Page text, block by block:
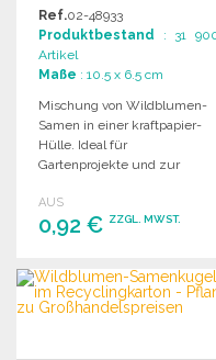
Ref.02-48933
Produktbestand : 31
Artikel
Maße : 10.5 x 6.5 cm
Mischung von Wildblumen-
Samen in einer kraftpapier-
Hülle. Ideal für
Gartenprojekte und zur
Außenbereichen.
AUS
0,92 € ZZGL. MWST.
BESTELLEN
Angebot anfordern